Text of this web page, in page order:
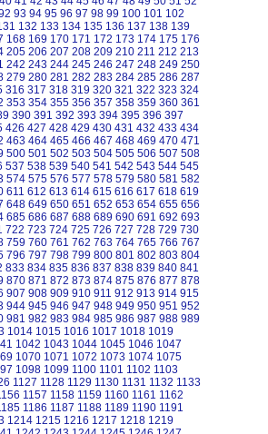
93 94 95 96 97 98 99 100 101 102
132 133 134 135 136 137 138 139
168 169 170 171 172 173 174 175 176
205 206 207 208 209 210 211 212 213
242 243 244 245 246 247 248 249 250
279 280 281 282 283 284 285 286 287
316 317 318 319 320 321 322 323 324
353 354 355 356 357 358 359 360 361
390 391 392 393 394 395 396 397
426 427 428 429 430 431 432 433 434
463 464 465 466 467 468 469 470 471
500 501 502 503 504 505 506 507 508
537 538 539 540 541 542 543 544 545
574 575 576 577 578 579 580 581 582
611 612 613 614 615 616 617 618 619
648 649 650 651 652 653 654 655 656
685 686 687 688 689 690 691 692 693
722 723 724 725 726 727 728 729 730
759 760 761 762 763 764 765 766 767
796 797 798 799 800 801 802 803 804
833 834 835 836 837 838 839 840 841
870 871 872 873 874 875 876 877 878
907 908 909 910 911 912 913 914 915
944 945 946 947 948 949 950 951 952
981 982 983 984 985 986 987 988 989
1014 1015 1016 1017 1018 1019
1042 1043 1044 1045 1046 1047
1070 1071 1072 1073 1074 1075
1098 1099 1100 1101 1102 1103
1127 1128 1129 1130 1131 1132 1133
1157 1158 1159 1160 1161 1162
1186 1187 1188 1189 1190 1191
1214 1215 1216 1217 1218 1219